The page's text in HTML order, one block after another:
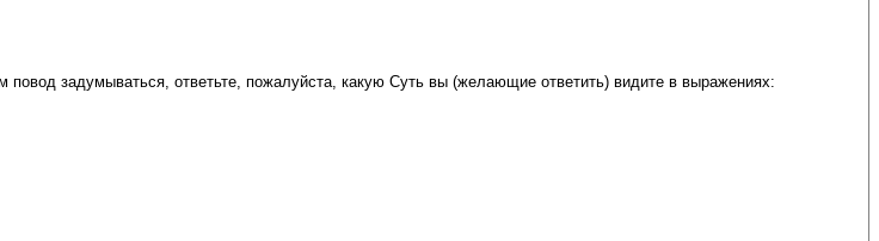
задумываться, ответьте, пожалуйста, какую Суть вы (желающие ответить) видите в выражениях: